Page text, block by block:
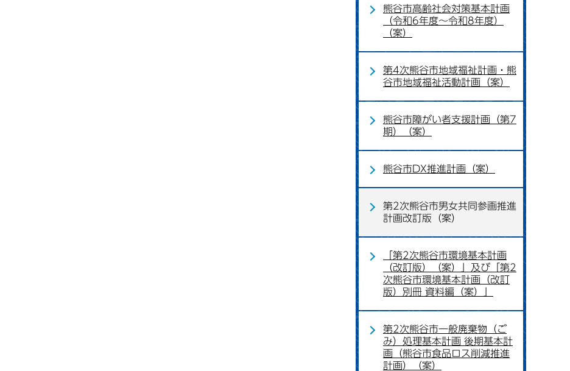
熊谷市高齢社会対策基本計画
（令和6年度～令和8年度）
（案）
第4次熊谷市地域福祉計画・熊
谷市地域福祉活動計画（案）
熊谷市障がい者支援計画（第7
期）（案）
熊谷市DX推進計画（案）
第2次熊谷市男女共同参画推進
計画改訂版（案）
「第2次熊谷市環境基本計画
（改訂版）（案）」及び「第2
次熊谷市環境基本計画（改訂
版）別冊 資料編（案）」
第2次熊谷市一般廃棄物（ご
み）処理基本計画 後期基本計
画（熊谷市食品ロス削減推進
計画）（案）